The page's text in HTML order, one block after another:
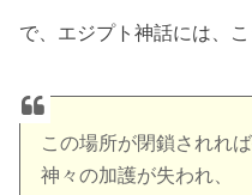
で、エジプト神話には、
この場所が閉鎖されれ
神々の加護が失われ、